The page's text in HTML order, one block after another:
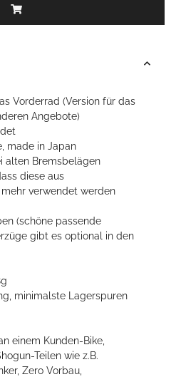
Vorderrad (Version für das
Angebote)
made in Japan
alten Bremsbelägen
diese aus
verwendet werden
(schöne passende
gibt es optional in den
minimalste Lagerspuren
einem Kunden-Bike,
Teilen wie z.B.
Zero Vorbau,